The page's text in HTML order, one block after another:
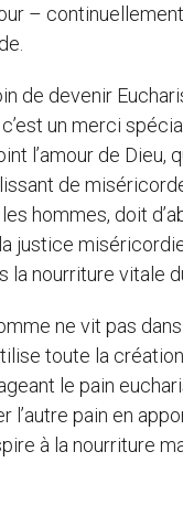
–
de devenir
un merci
l’amour de
de
hommes, doit
justice
la nourriture vitale
ne vit pas
toute la
le pain
l’autre pain en
à la nourriture